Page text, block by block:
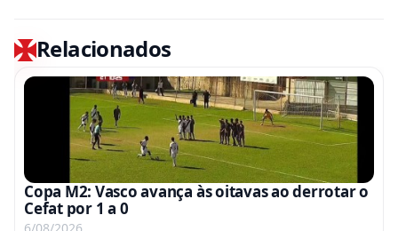
Relacionados
Copa M2: Vasco avança às oitavas ao derrotar o
Cefat por 1 a 0